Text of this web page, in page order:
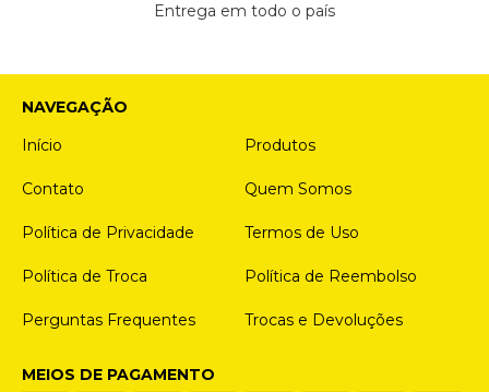
Entrega em todo o país
NAVEGAÇÃO
Início
Produtos
Contato Quem Somos
Política de Privacidade Termos de Uso
Política de Troca Política de Reembolso
Perguntas Frequentes Trocas e Devoluções
MEIOS DE PAGAMENTO